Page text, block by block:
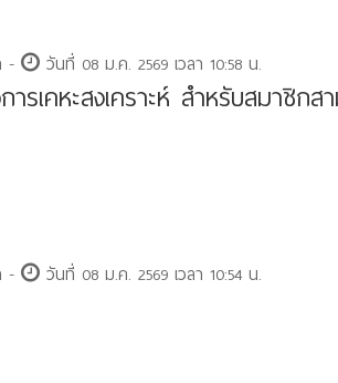
- วันที่ 08 ม.ค. 2569 เวลา 10:58 น.
ารเคหะสงเคราะห์ สำหรับสมาชิก
- วันที่ 08 ม.ค. 2569 เวลา 10:54 น.